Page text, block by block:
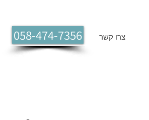
צרו קשר 058-474-7356